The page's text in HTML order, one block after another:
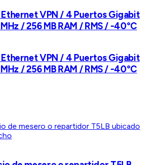
VPN / 4 Puertos Gigabit
/ 256 MB RAM / RMS / -40°C
VPN / 4 Puertos Gigabit
/ 256 MB RAM / RMS / -40°C